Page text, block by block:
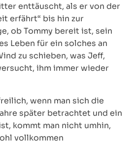
enttäuscht, als er von der
erfährt“ bis hin zur
ob Tommy bereit ist, sein
Leben für ein solches an
zu schieben, was Jeff,
ihm immer wieder
wenn man sich die
später betrachtet und ein
kommt man nicht umhin,
vollkommen